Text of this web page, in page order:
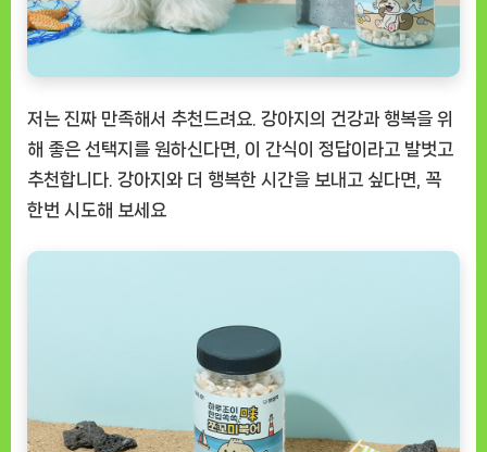
저는 진짜 만족해서 추천드려요. 강아지의 건강과 행복을 위
해 좋은 선택지를 원하신다면, 이 간식이 정답이라고 발벗고
추천합니다. 강아지와 더 행복한 시간을 보내고 싶다면, 꼭
한번 시도해 보세요